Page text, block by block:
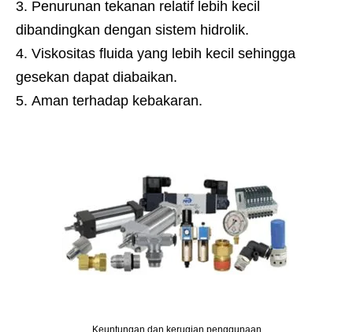
Penurunan tekanan relatif lebih kecil
dibandingkan dengan sistem hidrolik.
Viskositas fluida yang lebih kecil sehingga
gesekan dapat diabaikan.
Aman terhadap kebakaran.
Keuntungan dan kerugian penggunaan